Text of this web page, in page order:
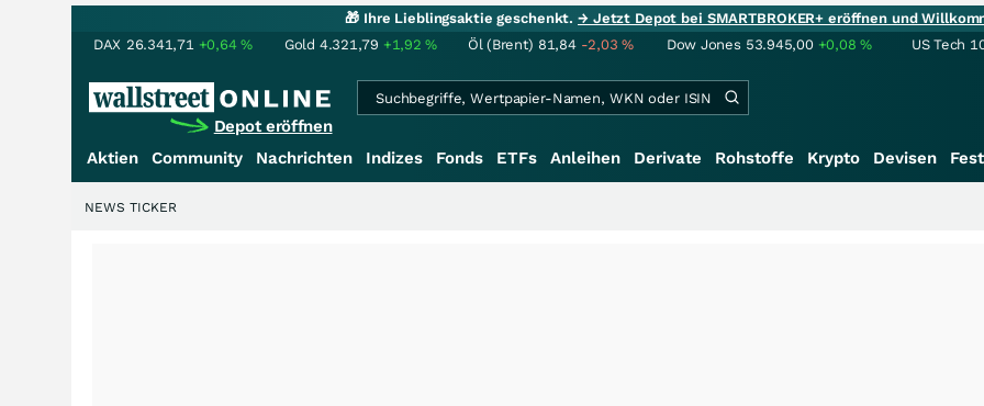
🎁 Ihre Lieblingsaktie geschenkt.→ Jetzt Depot bei SMARTBROKER+ eröffnen und
DAX 26.341,71 +0,64% Gold 4.321,79 +1,92% Öl (Brent) 81,84 -2,03% Dow Jones 53.945,00 +0,08% US Tech
Depot eröffnen
Aktien Community Nachrichten Indizes Fonds ETFs Anleihen Derivate Rohstoffe Krypto Devisen
NEWS TICKER